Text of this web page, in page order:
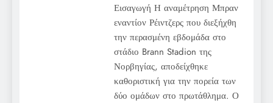
Εισαγωγή Η αναμέτρηση Μπραν
εναντίον Ρέιντζερς που διεξήχθη
την περασμένη εβδομάδα στο
στάδιο Brann Stadion της
Νορβηγίας, αποδείχθηκε
καθοριστική για την πορεία των
δύο ομάδων στο πρωτάθλημα. Ο